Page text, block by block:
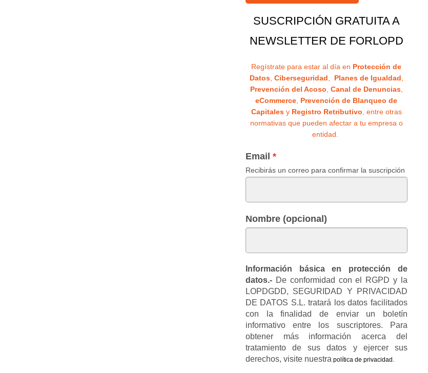
SUSCRIPCIÓN GRATUITA A
NEWSLETTER DE FORLOPD
Regístrate para estar al día en Protección de
Datos, Ciberseguridad, Planes de Igualdad,
Prevención del Acoso, Canal de Denuncias,
eCommerce, Prevención de Blanqueo de
Capitalesy Registro Retributivo, entre otras
normativas que pueden afectar a tu empresa o
entidad.
Email
Recibirás un correo para confirmar la suscripción
Nombre (opcional)
Información básica en protección de
datos.-De conformidad con el RGPD y la
LOPDGDD, SEGURIDAD Y PRIVACIDAD
DE DATOS S.L. tratará los datos facilitados
con la finalidad de enviar un boletín
informativo entre los suscriptores. Para
obtener más información acerca del
tratamiento de sus datos y ejercer sus
derechos, visite nuestra política de privacidad .